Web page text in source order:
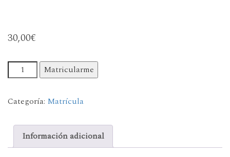
30,00€
Matrícula Socios de la ACMS cantidad
Matricularme
Categoría: Matrícula
Información adicional